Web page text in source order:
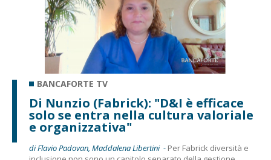
BANCAFORTE TV
Di Nunzio (Fabrick): "D&I è efficace
solo se entra nella cultura valoriale
e organizzativa"
di Flavio Padovan, Maddalena Libertini - Per Fabrick diversità e